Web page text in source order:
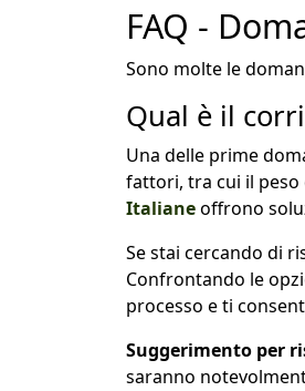
FAQ -
Sono molte le
Qual è il
Una delle prime
fattori, tra cui il peso
Italianeoffrono
Se stai cercando di
Confrontando le
processo e ti
Suggerimento per
saranno